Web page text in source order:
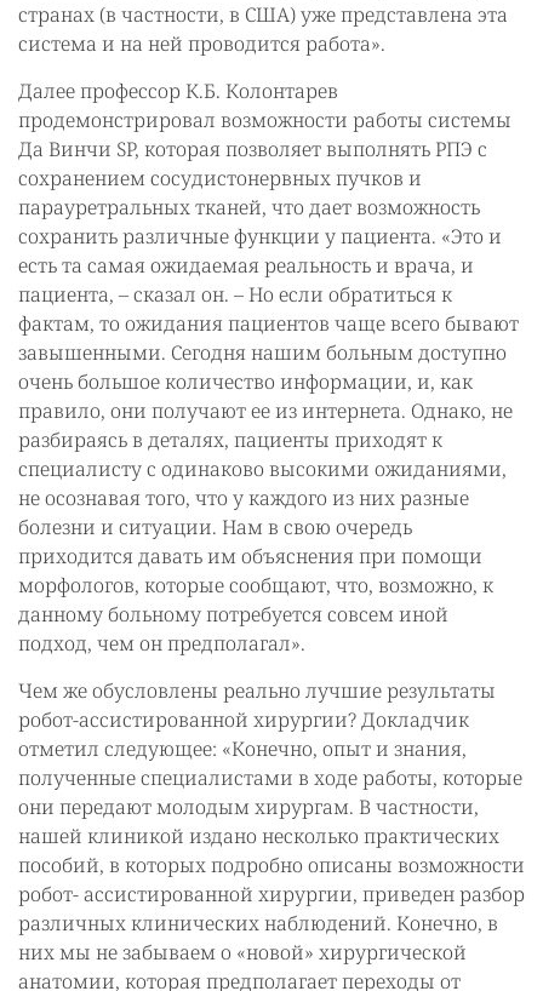
странах (в частности, в США) уже представлена эта
система и на ней проводится работа».
Далее профессор К.Б. Колонтарев
продемонстрировал возможности работы системы
Да Винчи SP, которая позволяет выполнять РПЭ с
сохранением сосудистонервных пучков и
парауретральных тканей, что дает возможность
сохранить различные функции у пациента. «Это и
есть та самая ожидаемая реальность и врача, и
пациента, – сказал он. – Но если обратиться к
фактам, то ожидания пациентов чаще всего бывают
завышенными. Сегодня нашим больным доступно
очень большое количество информации, и, как
правило, они получают ее из интернета. Однако, не
разбираясь в деталях, пациенты приходят к
специалисту с одинаково высокими ожиданиями,
не осознавая того, что у каждого из них разные
болезни и ситуации. Нам в свою очередь
приходится давать им объяснения при помощи
морфологов, которые сообщают, что, возможно, к
данному больному потребуется совсем иной
подход, чем он предполагал».
Чем же обусловлены реально лучшие результаты
робот-ассистированной хирургии? Докладчик
отметил следующее: «Конечно, опыт и знания,
полученные специалистами в ходе работы, которые
они передают молодым хирургам. В частности,
нашей клиникой издано несколько практических
пособий, в которых подробно описаны возможности
робот- ассистированной хирургии, приведен разбор
различных клинических наблюдений. Конечно, в
них мы не забываем о «новой» хирургической
анатомии, которая предполагает переходы от